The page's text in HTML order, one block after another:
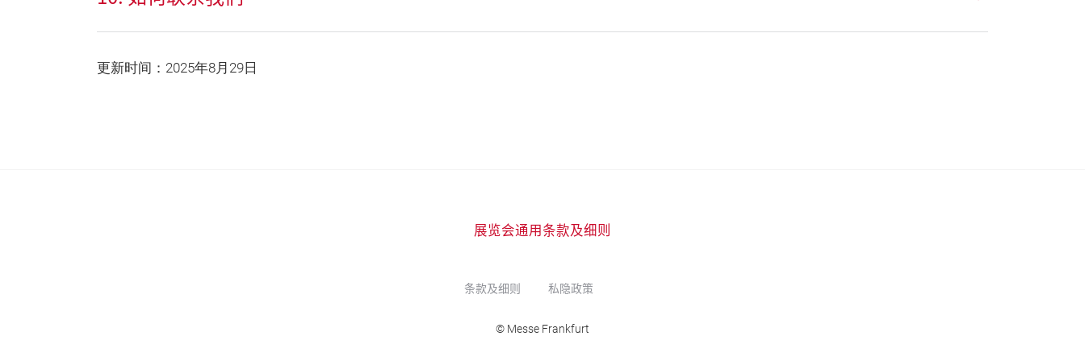
更新时间：2025年8月29日
展览会通用条款及细则
条款及细则 私隐政策
© Messe Frankfurt